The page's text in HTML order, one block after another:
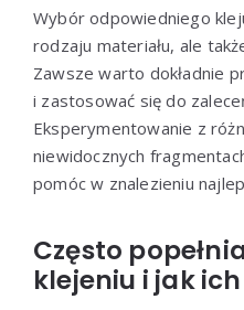
Wybór odpowiedniego
rodzaju materiału, ale
Zawsze warto dokładnie
i zastosować się do
Eksperymentowanie z
niewidocznych
pomóc w znalezieniu
Często
klejeniu i jak